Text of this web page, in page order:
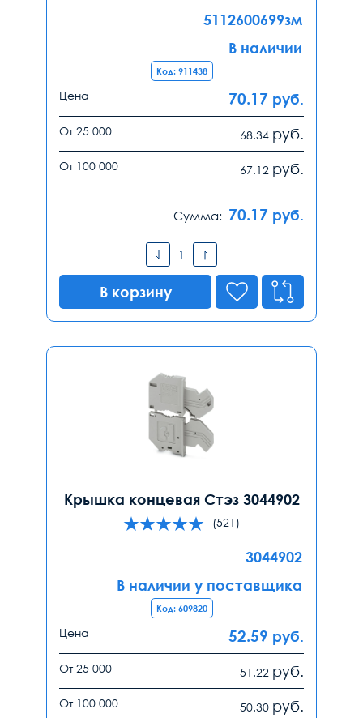
5112600699зм
В наличии
Код: 911438
Цена 70.17 руб.
От 25 000 68.34 руб.
От 100 000 67.12 руб.
Сумма: 70.17 руб.
В корзину
Крышка концевая Стэз 3044902
(521)
3044902
В наличии у поставщика
Код: 609820
Цена 52.59 руб.
От 25 000 51.22 руб.
От 100 000 50.30 руб.